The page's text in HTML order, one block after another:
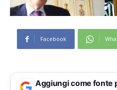
Facebook
Aggiungi come fonte